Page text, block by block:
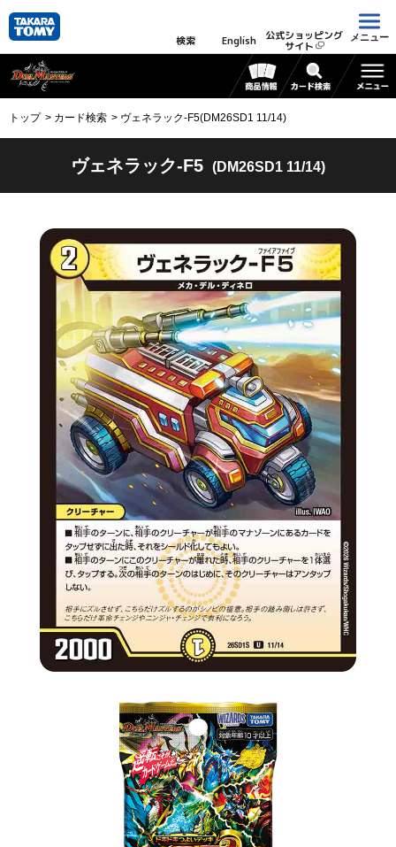
検索 English 公式ショッピング
サイト
メニュー
トップ カード検索 ヴェネラック-F5(DM26SD1 11/14)
ヴェネラック-F5 (DM26SD1 11/14)